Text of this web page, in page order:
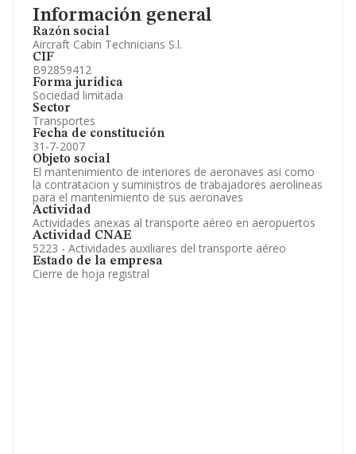
Información general
Razón social
Aircraft Cabin Technicians S.l.
CIF
B92859412
Forma jurídica
Sociedad limitada
Sector
Transportes
Fecha de constitución
31-7-2007
Objeto social
El mantenimiento de interiores de aeronaves asi como
la contratacion y suministros de trabajadores aerolineas
para el mantenimiento de sus aeronaves
Actividad
Actividades anexas al transporte aéreo en aeropuertos
Actividad CNAE
5223 - Actividades auxiliares del transporte aéreo
Estado de la empresa
Cierre de hoja registral
Información oficial y registral complementaria.